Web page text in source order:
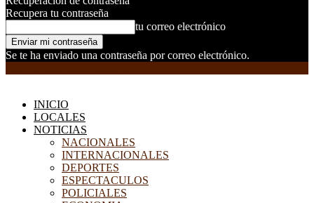
Recupera tu contraseña
tu correo electrónico
Se te ha enviado una contraseña por correo electrónico.
INICIO
LOCALES
NOTICIAS
NACIONALES
INTERNACIONALES
DEPORTES
ESPECTACULOS
POLICIALES